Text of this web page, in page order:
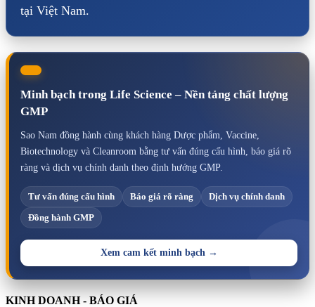
tại Việt Nam.
Minh bạch trong Life Science – Nền tảng chất lượng
GMP
Sao Nam đồng hành cùng khách hàng Dược phẩm, Vaccine,
Biotechnology và Cleanroom bằng tư vấn đúng cấu hình, báo giá rõ
ràng và dịch vụ chính danh theo định hướng GMP.
Tư vấn đúng cấu hình Báo giá rõ ràng Dịch vụ chính danh
Đồng hành GMP
Xem cam kết minh bạch →
KINH DOANH - BÁO GIÁ